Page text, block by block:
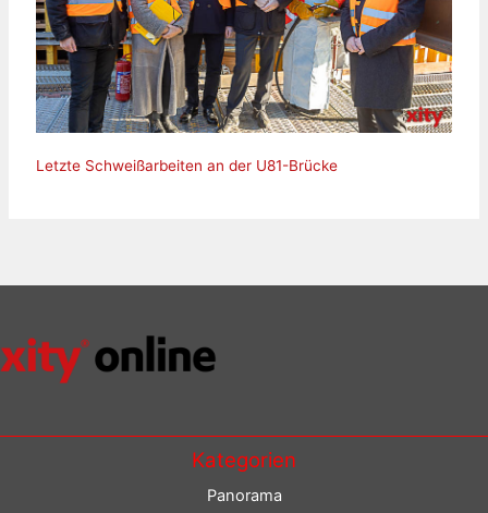
Letzte Schweißarbeiten an der U81-Brücke
Kategorien
Panorama